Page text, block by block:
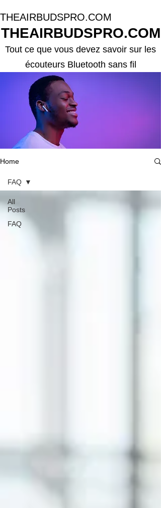
THEAIRBUDSPRO.COM
THEAIRBUDSPRO.COM
Tout ce que vous devez savoir sur les
écouteurs Bluetooth sans fil
Home
All
Posts
FAQ
FAQ